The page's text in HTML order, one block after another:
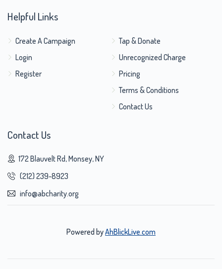
Helpful Links
Create A Campaign
Login
Register
Tap & Donate
Unrecognized Charge
Pricing
Terms & Conditions
Contact Us
Contact Us
172 Blauvelt Rd, Monsey, NY
(212) 239-8923
info@abcharity.org
Powered byAhBlickLive.com